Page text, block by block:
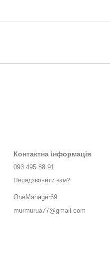
Контактна інформація
093 495 88 91
Передзвонити вам?
OneManager69
murmurua77@gmail.com